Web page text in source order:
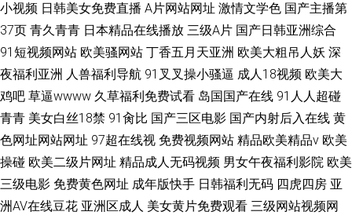
小视频 日韩美女免费直播 A片网站网址 激情文学色 国产主播第
37页 青久青青 日本精品在线播放 三级A片 国产日韩亚洲综合
91短视频网站 欧美骚网站 丁香五月天亚洲 欧美大粗吊人妖 深
夜福利亚洲 人兽福利导航 91叉叉操小骚逼 成人18视频 欧美大
鸡吧 草逼wwww 久草福利免费试看 岛国国产在线 91人人超碰
青青 美女白丝18禁 91肏比 国产三区电影 国产内射后入在线 黄
色网址网站网址 97超在线视 免费视频网站 精品欧美精品v 欧美
操碰 欧美二级片网址 精品成人无码视频 男女午夜福利影院 欧美
三级电影 免费黄色网址 成年版快手 日韩福利无码 四虎四房 亚
洲AV在线豆花 亚洲区成人 美女黄片免费观看 三级网站视频网